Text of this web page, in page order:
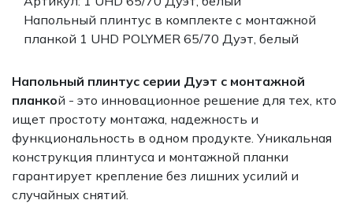
Напольный плинтус в комплекте с монтажной
планкой 1 UHD POLYMER 65/70 Дуэт, белый
Напольный плинтус серии Дуэт с монтажной
планкой - это инновационное решение для тех, кто
ищет простоту монтажа, надежность и
функциональность в одном продукте. Уникальная
конструкция плинтуса и монтажной планки
гарантирует крепление без лишних усилий и
случайных снятий.